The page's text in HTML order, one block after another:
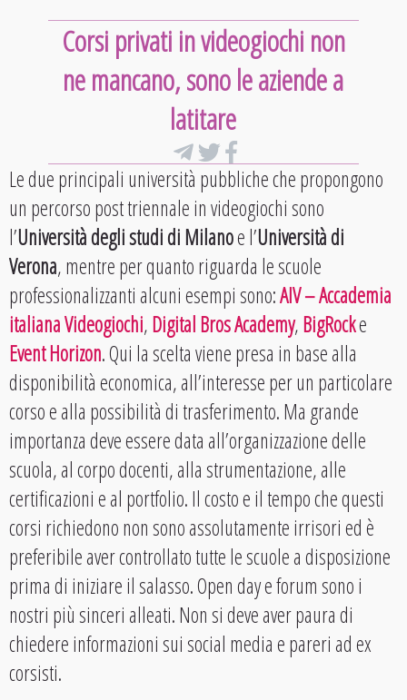
Corsi privati in videogiochi non
ne mancano, sono le aziende a
latitare
Le due principali università pubbliche che propongono
un percorso post triennale in videogiochi sono
l’Università degli studi di Milanoe l’Università di
Verona, mentre per quanto riguarda le scuole
professionalizzanti alcuni esempi sono:AIV – Accademia
italiana Videogiochi,Digital Bros Academy,BigRocke
Event Horizon. Qui la scelta viene presa in base alla
disponibilità economica, all’interesse per un particolare
corso e alla possibilità di trasferimento. Ma grande
importanza deve essere data all’organizzazione delle
scuola, al corpo docenti, alla strumentazione, alle
certificazioni e al portfolio. Il costo e il tempo che questi
corsi richiedono non sono assolutamente irrisori ed è
preferibile aver controllato tutte le scuole a disposizione
prima di iniziare il salasso. Open day e forum sono i
nostri più sinceri alleati. Non si deve aver paura di
chiedere informazioni sui social media e pareri ad ex
corsisti.